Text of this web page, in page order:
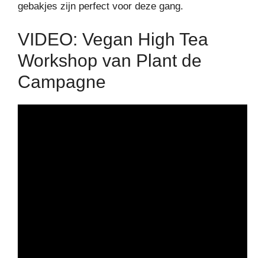
gebakjes zijn perfect voor deze gang.
VIDEO: Vegan High Tea
Workshop van Plant de
Campagne